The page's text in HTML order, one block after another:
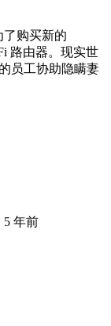
购买新的
路由器。现实世
员工协助隐瞒妻
5 年前